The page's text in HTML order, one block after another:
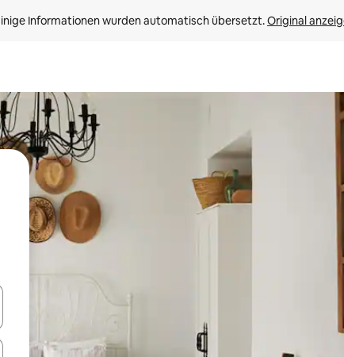
Informationen wurden automatisch übersetzt. Original
nach oben und unten oder erkunde die Ergebnisse durch